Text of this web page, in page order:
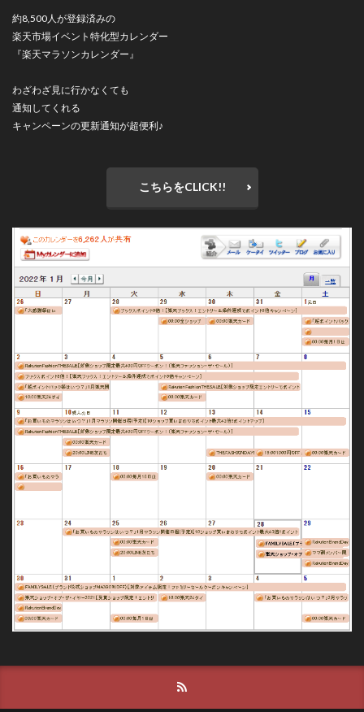
約8,500人が登録済みの
楽天市場イベント特化型カレンダー
『楽天マラソンカレンダー』
わざわざ見に行かなくても
通知してくれる
キャンペーンの更新通知が超便利♪
こちらをCLICK!!